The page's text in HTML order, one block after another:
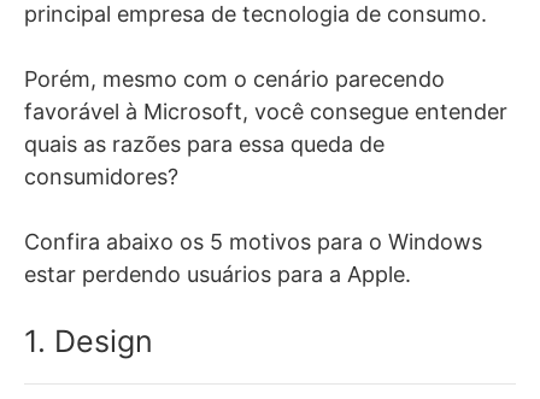
principal empresa de tecnologia de consumo.
Porém, mesmo com o cenário parecendo
favorável à Microsoft, você consegue entender
quais as razões para essa queda de
consumidores?
Confira abaixo os 5 motivos para o Windows
estar perdendo usuários para a Apple.
1. Design